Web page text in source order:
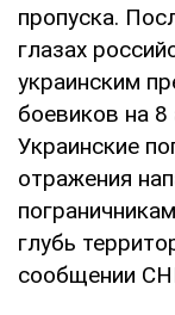
пропуска.
глазах
украинским
боевиков на 8
Украинские
отражения
глубь
сообщении